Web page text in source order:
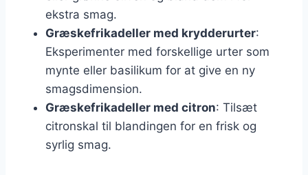
ekstra smag.
Græskefrikadeller med krydderurter:
Eksperimenter med forskellige urter som
mynte eller basilikum for at give en ny
smagsdimension.
Græskefrikadeller med citron: Tilsæt
citronskal til blandingen for en frisk og
syrlig smag.